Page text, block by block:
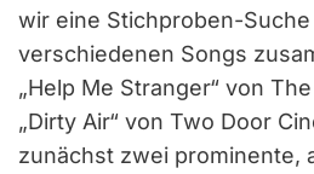
wir eine Stichproben-
verschiedenen Songs
„Help Me Stranger“ von
„Dirty Air“ von Two Door
zunächst zwei prominente,